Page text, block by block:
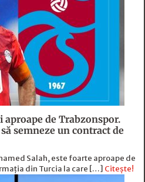
de Trabzonspor.
semneze un contract de
Salah, este foarte aproape de
din Turcia la care […] Citește!